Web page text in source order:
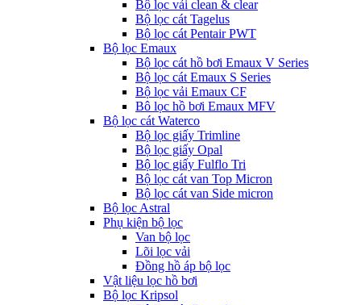
Bộ lọc vải clean & clear
Bộ lọc cát Tagelus
Bộ lọc cát Pentair PWT
Bộ lọc Emaux
Bộ lọc cát hồ bơi Emaux V Series
Bộ lọc cát Emaux S Series
Bộ lọc vải Emaux CF
Bô lọc hồ bơi Emaux MFV
Bộ lọc cát Waterco
Bộ lọc giấy Trimline
Bộ lọc giấy Opal
Bộ lọc giấy Fulflo Tri
Bộ lọc cát van Top Micron
Bộ lọc cát van Side micron
Bộ lọc Astral
Phụ kiện bộ lọc
Van bộ lọc
Lõi lọc vải
Đồng hồ áp bộ lọc
Vật liệu lọc hồ bơi
Bộ lọc Kripsol